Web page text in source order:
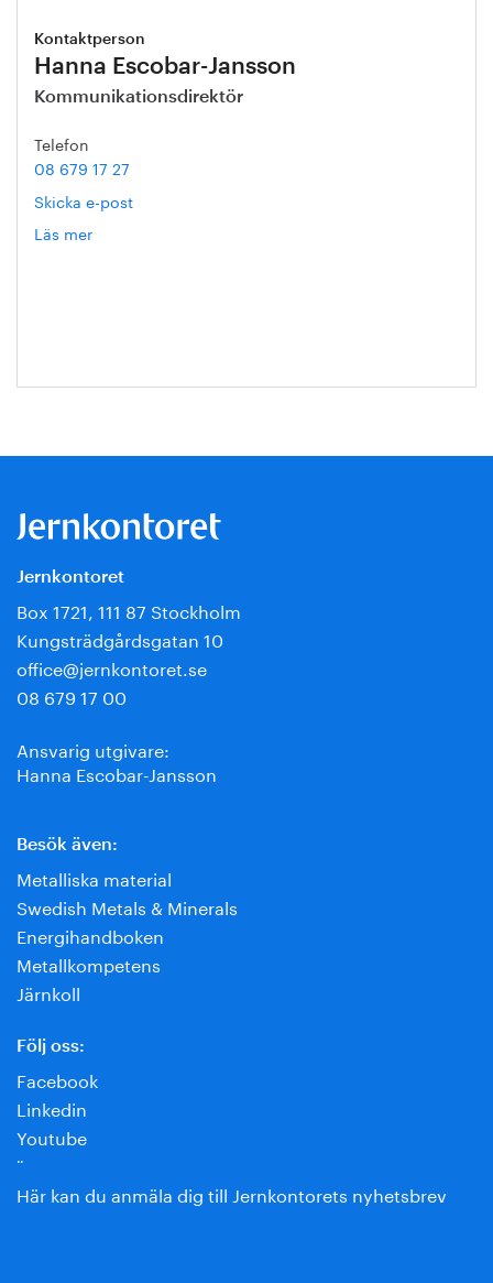
Kontaktperson
Hanna Escobar-Jansson
Kommunikationsdirektör
Telefon
08 679 17 27
Skicka e-post
Läs mer
Jernkontoret
Box 1721, 111 87 Stockholm
Kungsträdgårdsgatan 10
office@jernkontoret.se
08 679 17 00
Ansvarig utgivare:
Hanna Escobar-Jansson
Besök även:
Metalliska material
Swedish Metals & Minerals
Energihandboken
Metallkompetens
Järnkoll
Följ oss:
Facebook
Linkedin
Youtube
¨
Här kan du anmäla dig till Jernkontorets nyhetsbrev